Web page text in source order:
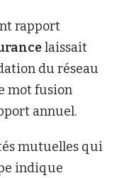
rapport
laissait
du réseau
mot fusion
annuel.
mutuelles qui
indique